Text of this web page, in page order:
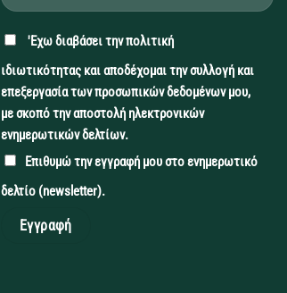
'Εχω διαβάσει τηνπολιτική
ιδιωτικότητας και αποδέχομαι την συλλογή και
επεξεργασία των προσωπικών δεδομένων μου,
με σκοπό την αποστολή ηλεκτρονικών
ενημερωτικών δελτίων.
Επιθυμώ την εγγραφή μου στο ενημερωτικό
δελτίο (newsletter).